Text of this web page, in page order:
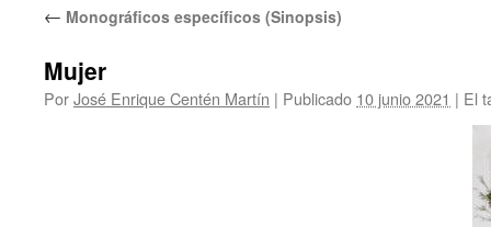
← Monográficos específicos (Sinopsis)
Mujer
PorJosé Enrique Centén Martín | Publicado 10 junio 2021 | El